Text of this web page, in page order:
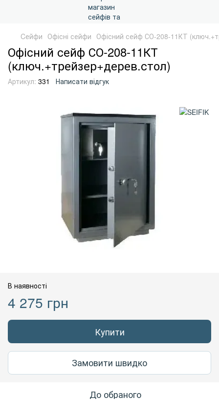
Cейфи Офісні сейфи Офісний сейф СО-208-11КТ
Офісний сейф СО-208-11КТ
(ключ.+трейзер+дерев.стол)
Артикул: 331 Написати відгук
В наявності
4 275 грн
Купити
Замовити швидко
До обраного